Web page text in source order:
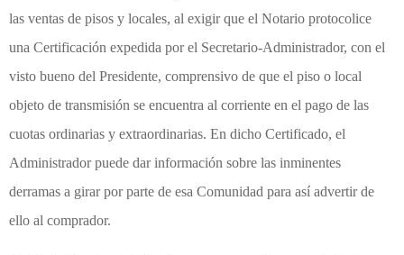
las ventas de pisos y locales, al exigir que el Notario protocolice
una Certificación expedida por el Secretario-Administrador, con el
visto bueno del Presidente, comprensivo de que el piso o local
objeto de transmisión se encuentra al corriente en el pago de las
cuotas ordinarias y extraordinarias. En dicho Certificado, el
Administrador puede dar información sobre las inminentes
derramas a girar por parte de esa Comunidad para así advertir de
ello al comprador.